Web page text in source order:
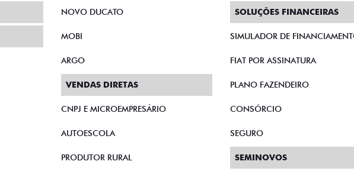
NOVO DUCATO
MOBI
ARGO
VENDAS DIRETAS
CNPJ E MICROEMPRESÁRIO
AUTOESCOLA
PRODUTOR RURAL
SOLUÇÕES FINANCEIRAS
SIMULADOR DE
FIAT POR ASSINATURA
PLANO FAZENDEIRO
CONSÓRCIO
SEGURO
SEMINOVOS